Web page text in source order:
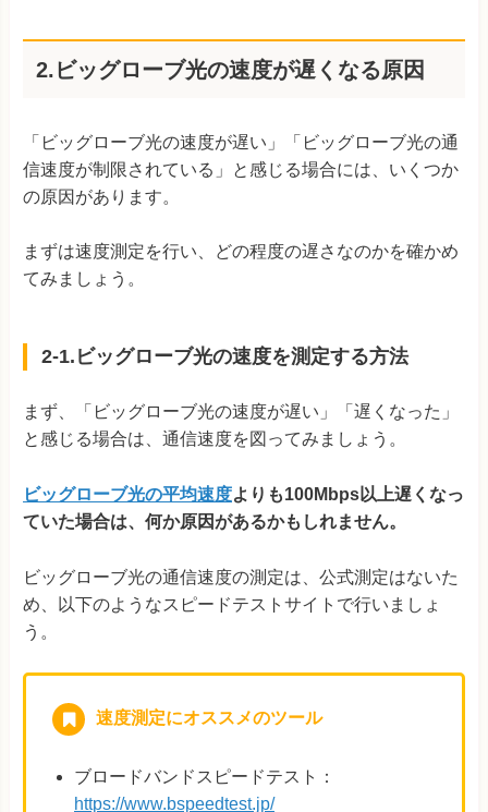
2.ビッグローブ光の速度が遅くなる原因
「ビッグローブ光の速度が遅い」「ビッグローブ光の通
信速度が制限されている」と感じる場合には、いくつか
の原因があります。
まずは速度測定を行い、どの程度の遅さなのかを確かめ
てみましょう。
2-1.ビッグローブ光の速度を測定する方法
まず、「ビッグローブ光の速度が遅い」「遅くなった」
と感じる場合は、通信速度を図ってみましょう。
ビッグローブ光の平均速度よりも100Mbps以上遅くなっ
ていた場合は、何か原因があるかもしれません。
ビッグローブ光の通信速度の測定は、公式測定はないた
め、以下のようなスピードテストサイトで行いましょ
う。
速度測定にオススメのツール
ブロードバンドスピードテスト：
https://www.bspeedtest.jp/